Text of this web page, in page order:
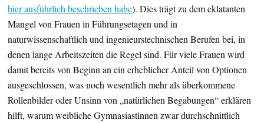
hier ausführlich beschrieben habe). Dies trägt zu dem eklatanten
Mangel von Frauen in Führungsetagen und in
naturwissenschaftlich und ingenieurstechnischen Berufen bei, in
denen lange Arbeitszeiten die Regel sind. Für viele Frauen wird
damit bereits von Beginn an ein erheblicher Anteil von Optionen
ausgeschlossen, was noch wesentlich mehr als überkommene
Rollenbilder oder Unsinn von „natürlichen Begabungen“ erklären
hilft, warum weibliche Gymnasiastinnen zwar durchschnittlich